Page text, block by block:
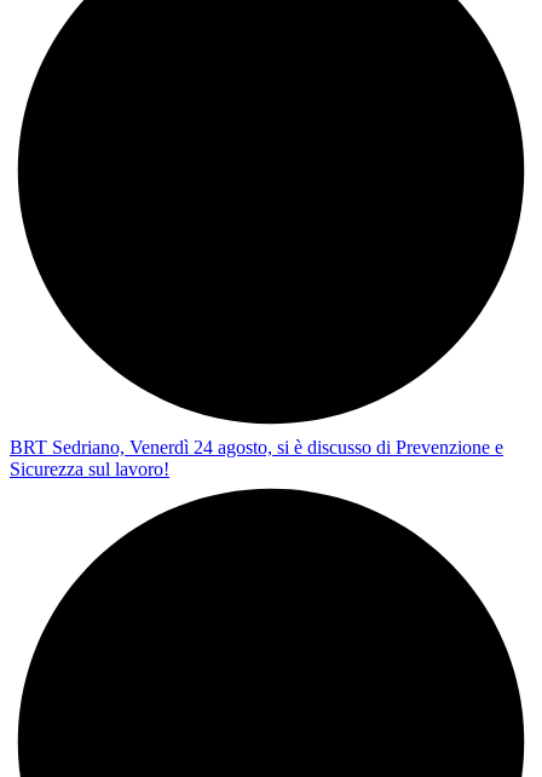
BRT Sedriano, Venerdì 24 agosto, si è discusso di Prevenzione e
Sicurezza sul lavoro!